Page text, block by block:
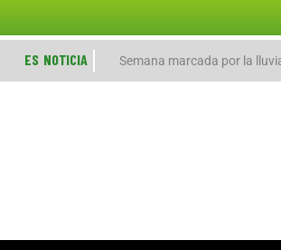
ES NOTICIA Semana marcada por la